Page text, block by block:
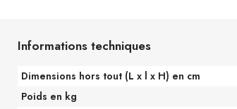
Informations techniques
Dimensions hors tout (L x l x H) en cm
Poids en kg